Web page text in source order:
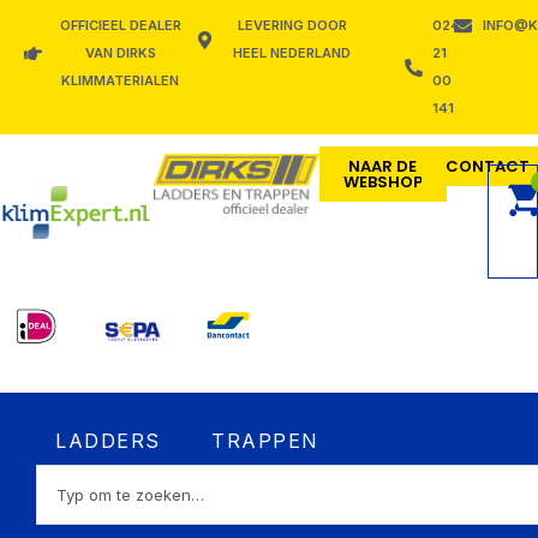
OFFICIEEL DEALER
VAN DIRKS
KLIMMATERIALEN
LEVERING DOOR
HEEL NEDERLAND
024
21
00
141
NAAR DE
WEBSHOP
CONTACT
LADDERS Open LADDERS
TRAPPEN